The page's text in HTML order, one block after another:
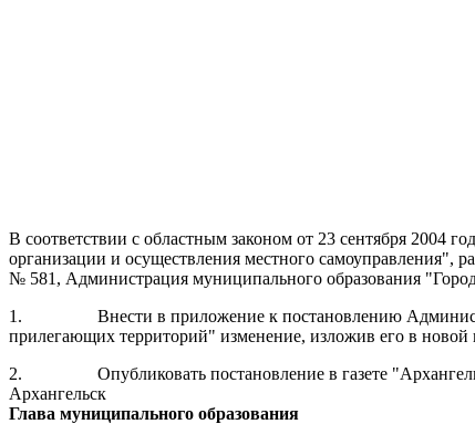
В соответствии с областным законом от 23 сентября 2004
организации и осуществления местного самоуправления",
№ 581, Администрация муниципального образования
1.
Внести в приложение к постановлению
прилегающих территорий" изменение, изложив его в новой
2.
Опубликовать постановление в газете
Архангельск
Глава муниципального образования